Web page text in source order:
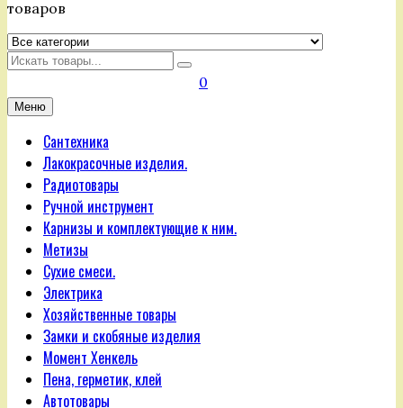
товаров
Искать
0
Меню
Сантехника
Лакокрасочные изделия.
Радиотовары
Ручной инструмент
Карнизы и комплектующие к ним.
Метизы
Сухие смеси.
Электрика
Хозяйственные товары
Замки и скобяные изделия
Момент Хенкель
Пена, герметик, клей
Автотовары